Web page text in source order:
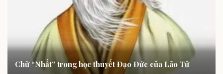
Chữ “Nhất” trong học thuyết Đạo Đức của Lão Tử